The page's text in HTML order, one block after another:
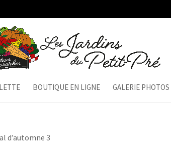
BOUTIQUE EN LIGNE GALERIE PHOTOS
d’automne 3